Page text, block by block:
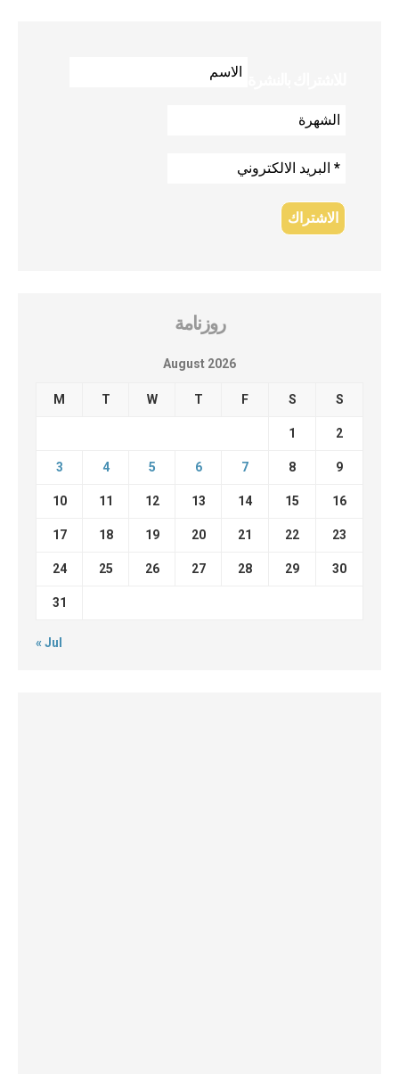
روزنامة
August 2026
M T W T F S S
1 2
3 4 5 6 7 8 9
10 11 12 13 14 15 16
17 18 19 20 21 22 23
24 25 26 27 28 29 30
31
« Jul